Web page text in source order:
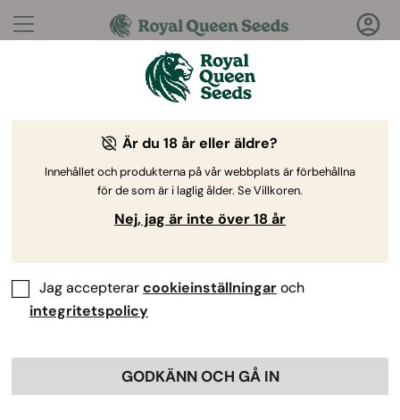
Frågor?Svar!
Välkommen till Royal Queen Seeds Help Center
Help Center > Produkt och
Odling > Genetik >
Vilken sort ger högst
avkastning?
Är du 18 år eller äldre?
Innehållet och produkterna på vår webbplats är förbehållna
för de som är i laglig ålder. Se Villkoren.
Nej, jag är inte över 18 år
Jag accepterarcookieinställningaroch
integritetspolicy
GODKÄNN OCH GÅ IN